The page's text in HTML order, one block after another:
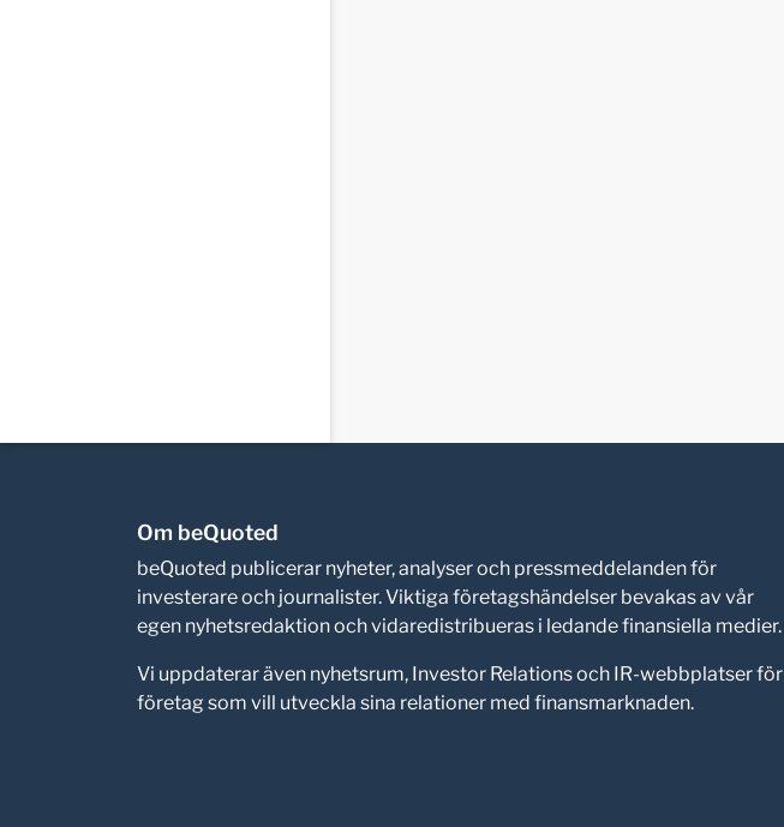
Om beQuoted
beQuoted publicerar nyheter, analyser och pressmeddelanden för
investerare och journalister. Viktiga företagshändelser bevakas av vår
egen nyhetsredaktion och vidaredistribueras i ledande finansiella medier.
Vi uppdaterar även nyhetsrum, Investor Relations och IR-webbplatser för
företag som vill utveckla sina relationer med finansmarknaden.